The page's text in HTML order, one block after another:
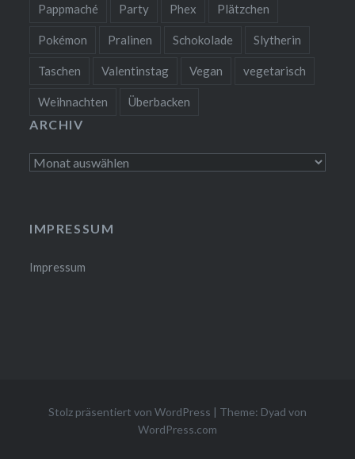
Pappmaché Party Phex Plätzchen
Pokémon Pralinen Schokolade Slytherin
Taschen Valentinstag Vegan vegetarisch
Weihnachten Überbacken
ARCHIV
Archiv
IMPRESSUM
Impressum
Stolz präsentiert von WordPress | Theme: Dyad von
WordPress.com